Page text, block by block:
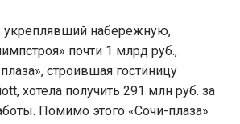
укреплявший набережную,
почти 1 млрд руб.,
строившая гостиницу
хотела получить 291 млн руб. за
Помимо этого «Сочи-плаза»